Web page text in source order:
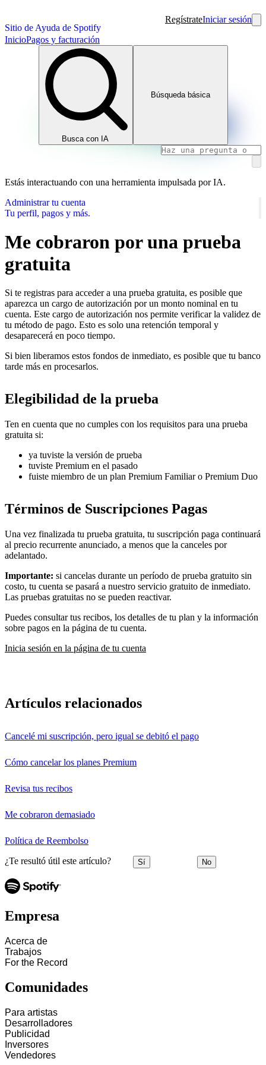
Sitio de Ayuda de Spotify
RegístrateIniciar sesión
InicioPagos y facturación
Busca con IA
Búsqueda básica
Estás interactuando con una herramienta impulsada por IA.
Administrar tu cuenta
Tu perfil, pagos y más.
Me cobraron por una prueba
gratuita
Si te registras para acceder a una prueba gratuita, es posible que
aparezca un cargo de autorización por un monto nominal en tu
cuenta. Este cargo de autorización nos permite verificar la validez de
tu método de pago. Esto es solo una retención temporal y
desaparecerá en poco tiempo.
Si bien liberamos estos fondos de inmediato, es posible que tu banco
tarde más en procesarlos.
Elegibilidad de la prueba
Ten en cuenta que no cumples con los requisitos para una prueba
gratuita si:
ya tuviste la versión de prueba
tuviste Premium en el pasado
fuiste miembro de un plan Premium Familiar o Premium Duo
Términos de Suscripciones Pagas
Una vez finalizada tu prueba gratuita, tu suscripción paga continuará
al precio recurrente anunciado, a menos que la canceles por
adelantado.
Importante: si cancelas durante un período de prueba gratuito sin
costo, tu cuenta se pasará a nuestro servicio gratuito de inmediato.
Las pruebas gratuitas no se pueden reactivar.
Puedes consultar tus recibos, los detalles de tu plan y la información
sobre pagos en la página de tu cuenta.
Inicia sesión en la página de tu cuenta
Artículos relacionados
Cancelé mi suscripción, pero igual se debitó el pago
Cómo cancelar los planes Premium
Revisa tus recibos
Me cobraron demasiado
Política de Reembolso
¿Te resultó útil este artículo? Sí No
Empresa
Acerca de
Trabajos
For the Record
Comunidades
Para artistas
Desarrolladores
Publicidad
Inversores
Vendedores